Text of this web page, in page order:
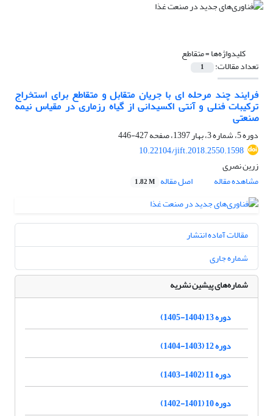
کلیدواژه‌ها =متقاطع
تعداد مقالات: 1
فرایند چند مرحله ای با جریان متقابل و متقاطع برای استخراج
ترکیبات فنلی و آنتی اکسیدانی از گیاه رزماری در مقیاس نیمه
صنعتی
دوره 5، شماره 3، بهار 1397، صفحه
427-446
10.22104/jift.2018.2550.1598
زرین نصری
مشاهده مقاله
اصل مقاله 1.82 M
مقالات آماده انتشار
شماره جاری
شماره‌های پیشین نشریه
دوره 13 (1404-1405)
دوره 12 (1403-1404)
دوره 11 (1402-1403)
دوره 10 (1401-1402)